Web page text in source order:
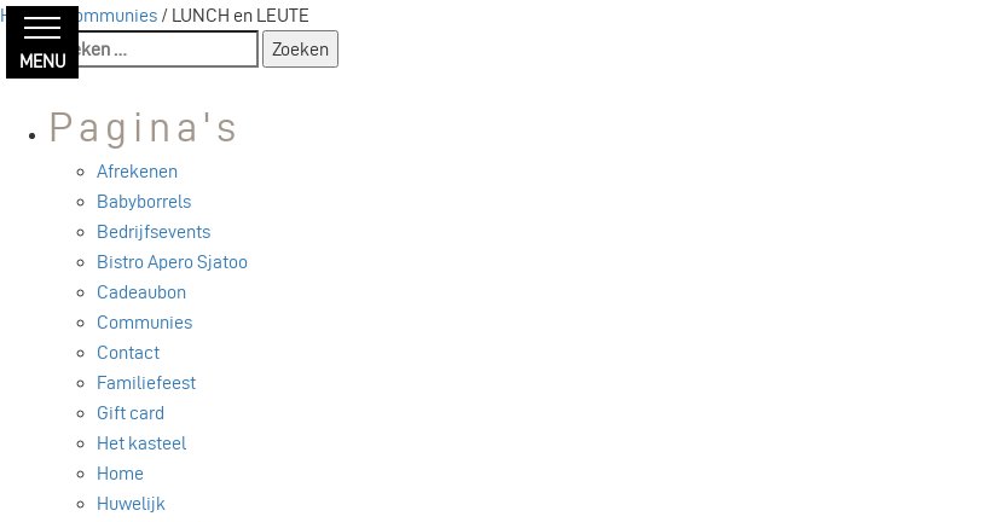
MENU
Home/ Communies / LUNCH en LEUTE
Zoeken
naar:
Pagina's
Afrekenen
Babyborrels
Bedrijfsevents
Bistro Apero Sjatoo
Cadeaubon
Communies
Contact
Familiefeest
Gift card
Het kasteel
Home
Huwelijk